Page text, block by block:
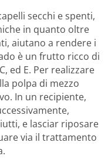
secchi e spenti,
in quanto oltre
aiutano a rendere i
è un frutto ricco di
ed E. Per realizzare
polpa di mezzo
In un recipiente,
e lasciar riposare
via il trattamento